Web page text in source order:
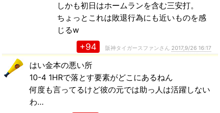
しかも初日はホームランを含む三安打。
ちょっとこれは敗退行為にも近いものを感
じるw
+94 阪神タイガースファンさん 2017,9/26 16:17
はい金本の悪い所
10-4 1HRで落とす要素がどこにあるねん
何度も言ってるけど彼の元では助っ人は活躍しない
わ…